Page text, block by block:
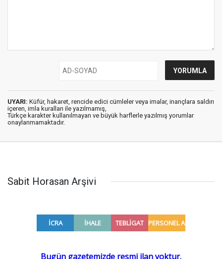
UYARI: Küfür, hakaret, rencide edici cümleler veya imalar, inançlara saldırı
içeren, imla kuralları ile yazılmamış,
Türkçe karakter kullanılmayan ve büyük harflerle yazılmış yorumlar
onaylanmamaktadır.
Sabit Horasan Arşivi